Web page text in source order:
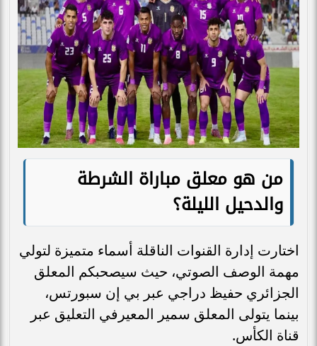
من هو معلق مباراة الشرطة
والدحيل الليلة؟
اختارت إدارة القنوات الناقلة أسماء متميزة لتولي
مهمة الوصف الصوتي، حيث سيصحبكم المعلق
الجزائري حفيظ دراجي عبر بي إن سبورتس،
بينما يتولى المعلق سمير المعيرفي التعليق عبر
قناة الكأس.